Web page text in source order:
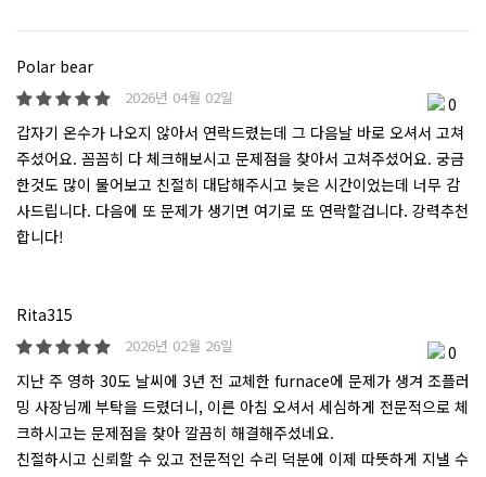
Polar bear
2026년 04월 02일
0
갑자기 온수가 나오지 않아서 연락드렸는데 그 다음날 바로 오셔서 고쳐
주셨어요. 꼼꼼히 다 체크해보시고 문제점을 찾아서 고쳐주셨어요. 궁금
한것도 많이 물어보고 친절히 대답해주시고 늦은 시간이었는데 너무 감
사드립니다. 다음에 또 문제가 생기면 여기로 또 연락할겁니다. 강력추천
합니다!
Rita315
2026년 02월 26일
0
지난 주 영하 30도 날씨에 3년 전 교체한 furnace에 문제가 생겨 조플러
밍 사장님께 부탁을 드렸더니, 이른 아침 오셔서 세심하게 전문적으로 체
크하시고는 문제점을 찾아 깔끔히 해결해주셨네요.
친절하시고 신뢰할 수 있고 전문적인 수리 덕분에 이제 따뜻하게 지낼 수